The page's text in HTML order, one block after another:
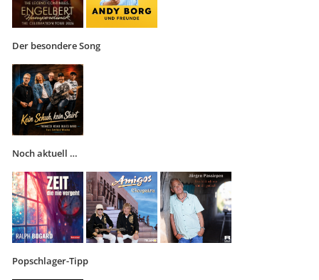
Der besondere Song
Noch aktuell …
Popschlager-Tipp